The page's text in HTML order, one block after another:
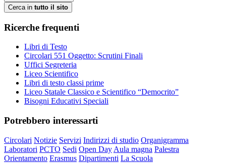
Cerca in tutto il sito
Ricerche frequenti
Libri di Testo
Circolari 551 Oggetto: Scrutini Finali
Uffici Segreteria
Liceo Scientifico
Libri di testo classi prime
Liceo Statale Classico e Scientifico “Democrito”
Bisogni Educativi Speciali
Potrebbero interessarti
Circolari Notizie Servizi Indirizzi di studio Organigramma
Laboratori PCTO Sedi Open Day Aula magna Palestra
Orientamento Erasmus Dipartimenti La Scuola